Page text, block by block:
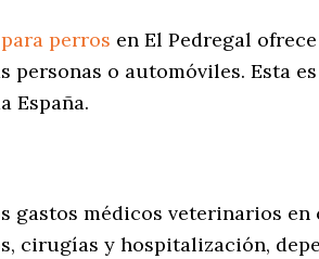
perros en El Pedregal
personas o automóviles. Esta
España.
gastos médicos veterinarios en
cirugías y hospitalización,